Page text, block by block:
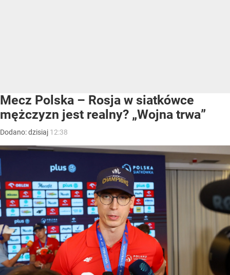
Mecz Polska – Rosja w siatkówce
mężczyzn jest realny? „Wojna trwa”
Dodano:dzisiaj 12:38